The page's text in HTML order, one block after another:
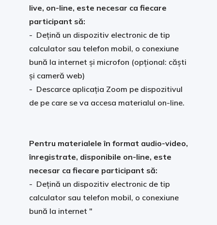
live, on-line, este necesar ca fiecare
participant să:
- Dețină un dispozitiv electronic de tip
calculator sau telefon mobil, o conexiune
bună la internet și microfon (opțional: căști
și cameră web)
- Descarce aplicația Zoom pe dispozitivul
de pe care se va accesa materialul on-line.
Pentru materialele în format audio-video,
înregistrate, disponibile on-line, este
necesar ca fiecare participant să:
- Dețină un dispozitiv electronic de tip
calculator sau telefon mobil, o conexiune
bună la internet "